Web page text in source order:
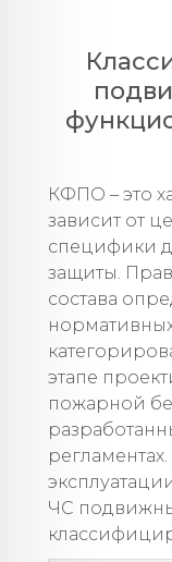
КФПО – это
зависит от
специфики
защиты.
состава
этапе
пожарной
ЧС